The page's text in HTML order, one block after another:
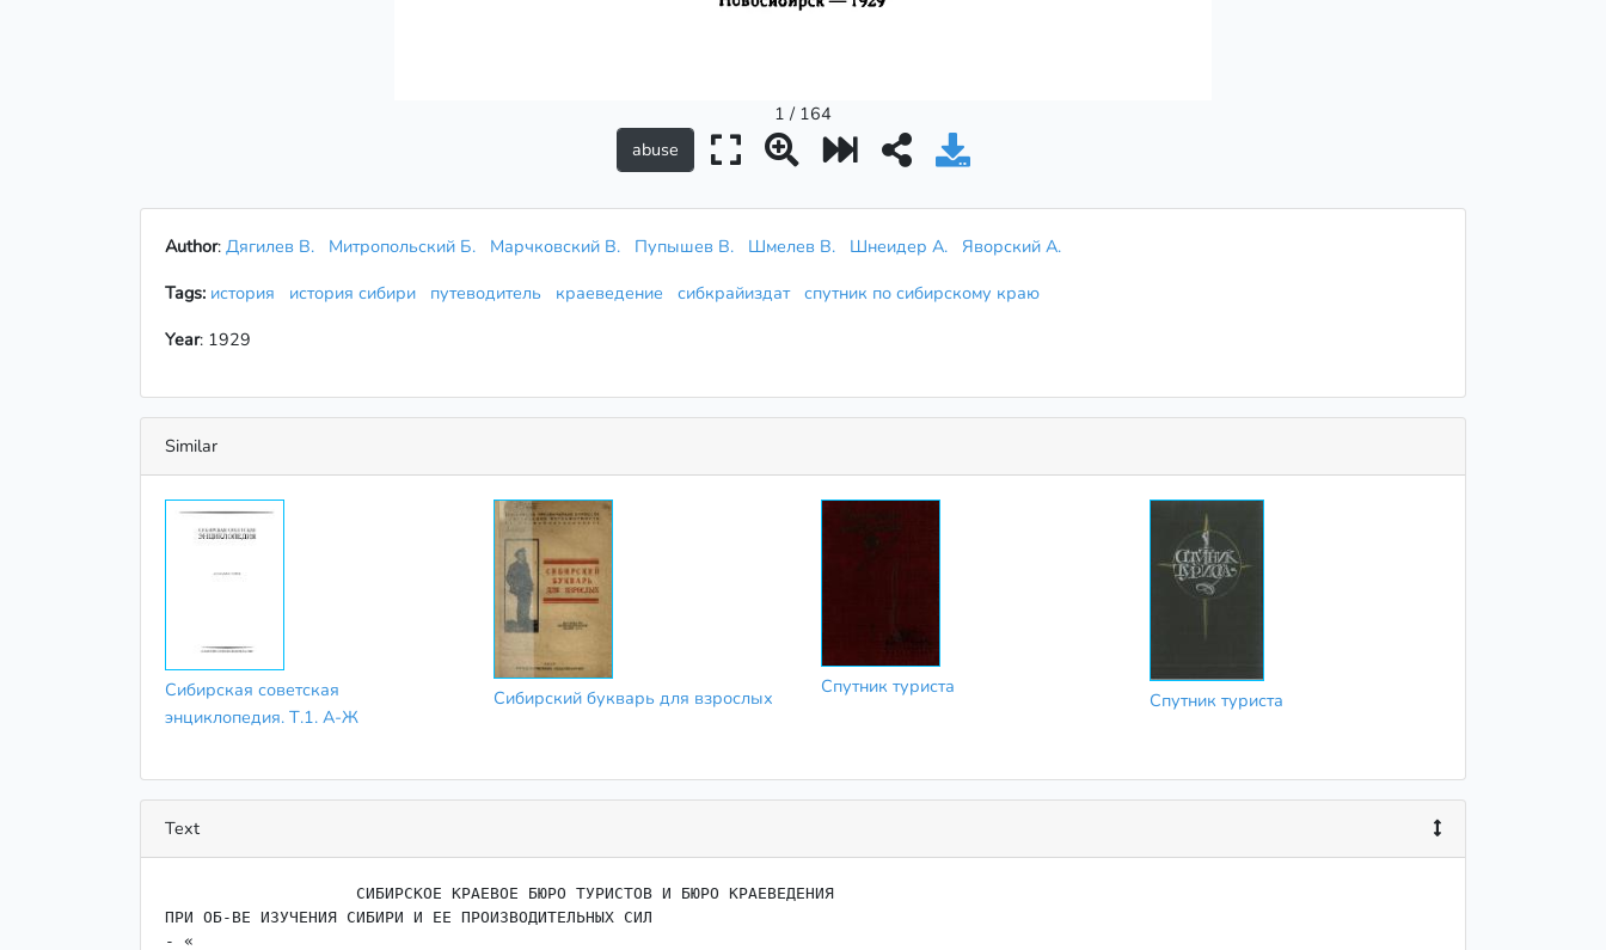
1 / 164
Author: Дягилев В. Митропольский Б. Марчковский В. Пупышев В. Шмелев В. Шнеидер А.
Яворский А.
Tags: история история сибири путеводитель краеведение сибкрайиздат спутник по сибирскому краю
Year: 1929
Similar
Сибирская советская
энциклопедия. Т.1. А-Ж
Сибирский букварь для взрослых Спутник туриста
Спутник туриста
Text
ПРИ ОБ-ВЕ ИЗУЧЕНИЯ СИБИРИ И ЕЕ ПРОИЗВОДИТЕЛЬНЫХ СИЛ
- «